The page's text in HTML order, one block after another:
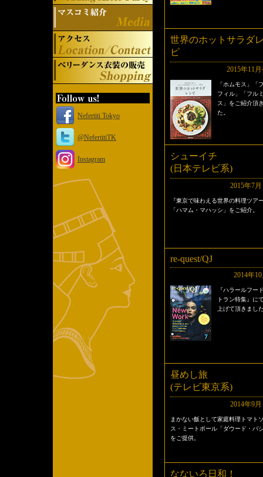
Nefertiti Tokyo
@NefertitiTK
Instagram
世界のホットサラダ
ピ
2015年11
「ホムモス」「
フィル」「フル
ス」をご紹介頂
た。
シューイチ
(日本テレビ系)
2015年7
『東京で味わえる世界の料理ツア
「ハマム・マハッシ」をご紹介。
re-quest/QJ
2014年
『ハラールフー
トラン特集』に
上げて頂きまし
昼めし旅
(テレビ東京系)
2014年9
まかない飯として家庭料理トマト
ス・ミートボール「ダウード・バ
をご提供。
なないろ日和！